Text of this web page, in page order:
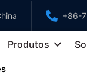
+86-
Produtos